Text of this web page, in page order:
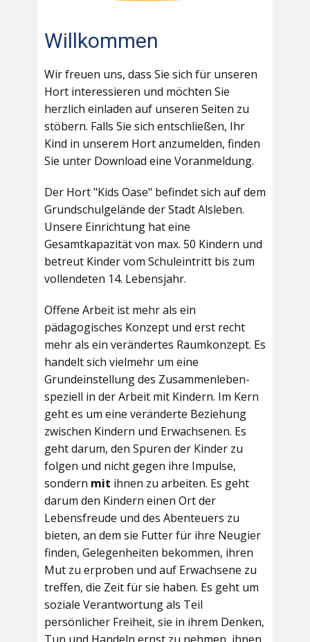
Willkommen
Wir freuen uns, dass Sie sich für unseren
Hort interessieren und möchten Sie
herzlich einladen auf unseren Seiten zu
stöbern. Falls Sie sich entschließen, Ihr
Kind in unserem Hort anzumelden, finden
Sie unter Download eine Voranmeldung.
Der Hort "Kids Oase" befindet sich auf dem
Grundschulgelände der Stadt Alsleben.
Unsere Einrichtung hat eine
Gesamtkapazität von max. 50 Kindern und
betreut Kinder vom Schuleintritt bis zum
vollendeten 14. Lebensjahr.
Offene Arbeit ist mehr als ein
pädagogisches Konzept und erst recht
mehr als ein verändertes Raumkonzept. Es
handelt sich vielmehr um eine
Grundeinstellung des Zusammenleben-
speziell in der Arbeit mit Kindern. Im Kern
geht es um eine veränderte Beziehung
zwischen Kindern und Erwachsenen. Es
geht darum, den Spuren der Kinder zu
folgen und nicht gegen ihre Impulse,
sondern mit ihnen zu arbeiten. Es geht
darum den Kindern einen Ort der
Lebensfreude und des Abenteuers zu
bieten, an dem sie Futter für ihre Neugier
finden, Gelegenheiten bekommen, ihren
Mut zu erproben und auf Erwachsene zu
treffen, die Zeit für sie haben. Es geht um
soziale Verantwortung als Teil
persönlicher Freiheit, sie in ihrem Denken,